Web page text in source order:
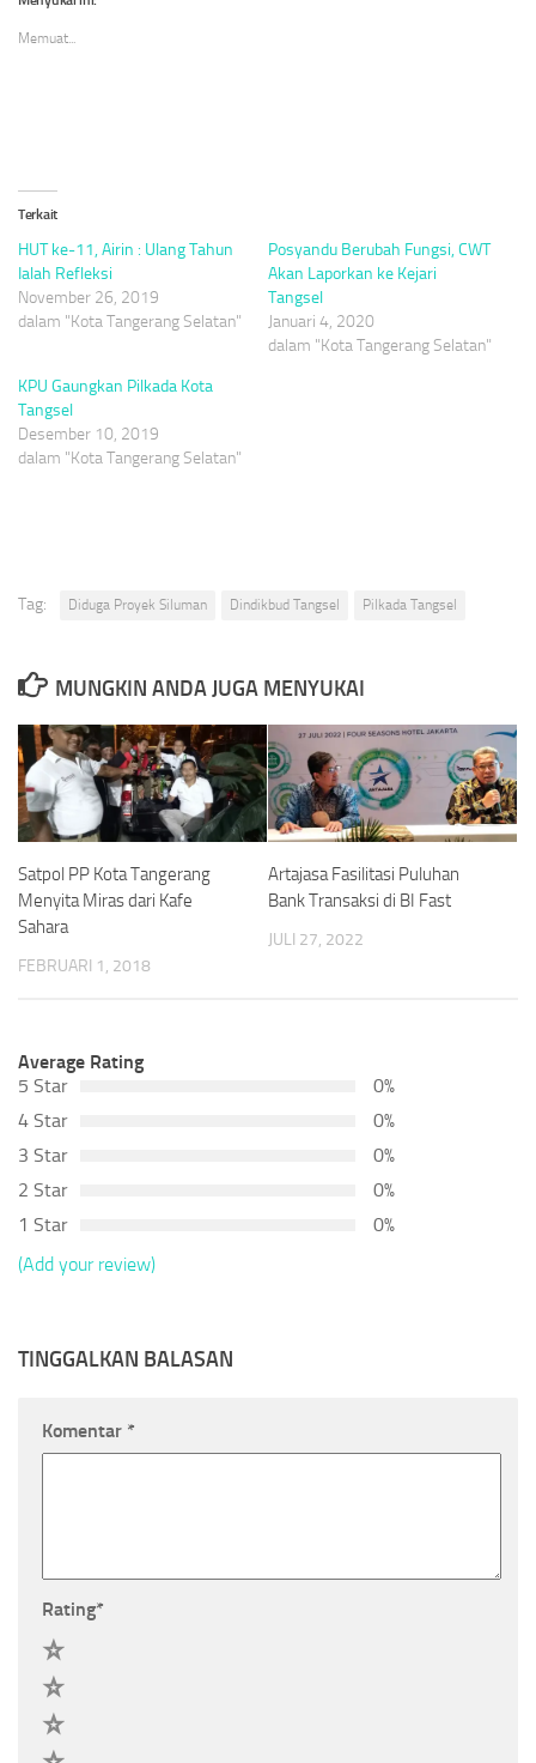
jendela
baru)
Memuat...
Terkait
HUT ke-11, Airin : Ulang Tahun
Ialah Refleksi
November 26, 2019
dalam "Kota Tangerang Selatan"
Posyandu Berubah Fungsi, CWT
Akan Laporkan ke Kejari
Tangsel
Januari 4, 2020
dalam "Kota Tangerang Selatan"
KPU Gaungkan Pilkada Kota
Tangsel
Desember 10, 2019
dalam "Kota Tangerang Selatan"
Tag: Diduga Proyek Siluman Dindikbud Tangsel Pilkada Tangsel
MUNGKIN ANDA JUGA MENYUKAI
Satpol PP Kota Tangerang
Menyita Miras dari Kafe
Sahara
FEBRUARI 1, 2018
Artajasa Fasilitasi Puluhan
Bank Transaksi di BI Fast
JULI 27, 2022
Average Rating
5 Star
0%
4 Star
0%
3 Star
0%
2 Star
0%
1 Star
0%
(Add your review)
TINGGALKAN BALASAN
Komentar *
Rating*